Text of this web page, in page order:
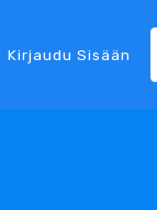
Kirjaudu Sisään